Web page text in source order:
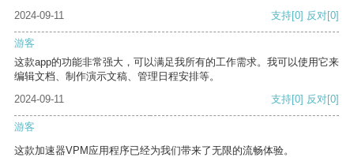
2024-09-11 支持[0] 反对[0]
游客
这款app的功能非常强大，可以满足我所有的工作需求。我可以使用它来
编辑文档、制作演示文稿、管理日程安排等。
2024-09-11
支持[0] 反对[0]
游客
这款加速器VPM应用程序已经为我们带来了无限的流畅体验。